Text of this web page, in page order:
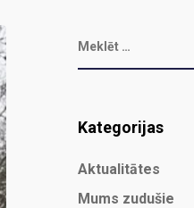
Kategorijas
Aktualitātes
Mums zudušie